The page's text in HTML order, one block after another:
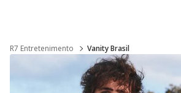
R7 Entretenimento Vanity Brasil